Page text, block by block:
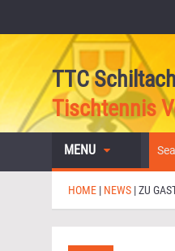
TTC
Tischtennis
MENU
HOME | NEWS |ZU